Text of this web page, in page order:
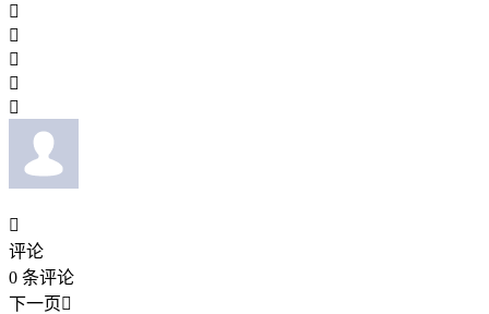






评论
0 条评论
下一页